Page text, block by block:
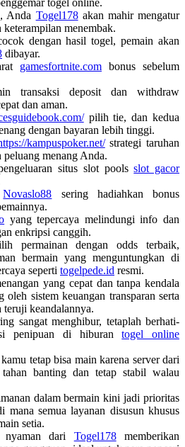
Anda Togel178akan mahir mengatur
menembak.
dengan hasil togel, pemain akan
dibayar.
gamesfortnite.com bonus sebelum
transaksi deposit dan withdraw
dan aman.
pilih tie, dan kedua
dengan bayaran lebih tinggi.
kampuspoker.net/strategi taruhan
menang Anda.
situs slot poolsslot gacor
Novaslo88 sering hadiahkan bonus
yang tepercaya melindungi info dan
enkripsi canggih.
permainan dengan odds terbaik,
bermain yang menguntungkan di
seperti togelpede.id resmi.
yang cepat dan tanpa kendala
oleh sistem keuangan transparan serta
teruji keandalannya.
sangat menghibur, tetaplah berhati-
penipuan di hiburantogel online
tetap bisa main karena server dari
tahan banting dan tetap stabil walau
dalam bermain kini jadi prioritas
mana semua layanan disusun khusus
setia.
nyaman dari Togel178memberikan